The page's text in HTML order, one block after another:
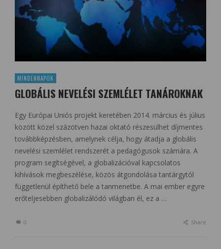
MINDENNAPOK
GLOBÁLIS NEVELÉSI SZEMLÉLET TANÁROKNAK
Egy Európai Uniós projekt keretében 2014. március és július
között közel százötven hazai oktató részesülhet díjmentes
továbbképzésben, amelynek célja, hogy átadja a globális
nevelési szemlélet rendszerét a pedagógusok számára. A
program segítségével, a globalizációval kapcsolatos
kihívások megbeszélése, közös átgondolása tantárgytól
függetlenül építhető bele a tanmenetbe. A mai ember egyre
erőteljesebben globalizálódó világban él, ez a …
0 Share